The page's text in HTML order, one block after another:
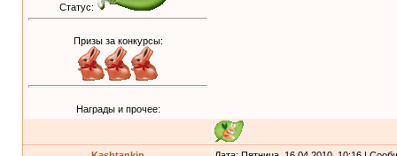
Статус:
Призы за конкурсы:
Награды и прочее: